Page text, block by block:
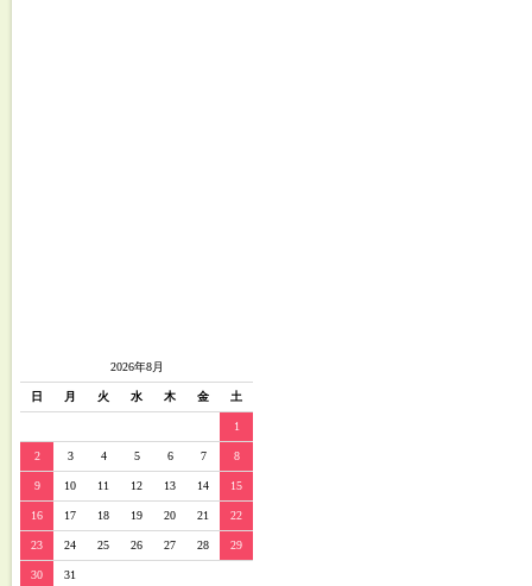
2026年8月
日 月 火 水 木 金 土
1
2 3 4 5 6 7 8
9 10 11 12 13 14 15
16 17 18 19 20 21 22
23 24 25 26 27 28 29
30 31